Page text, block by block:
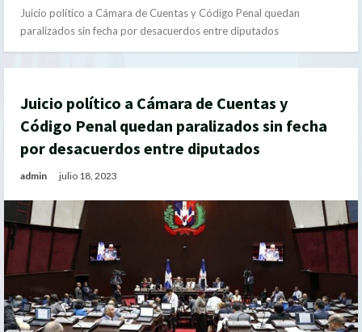
Juicio político a Cámara de Cuentas y Código Penal quedan
paralizados sin fecha por desacuerdos entre diputados
Juicio político a Cámara de Cuentas y
Código Penal quedan paralizados sin fecha
por desacuerdos entre diputados
admin julio 18, 2023